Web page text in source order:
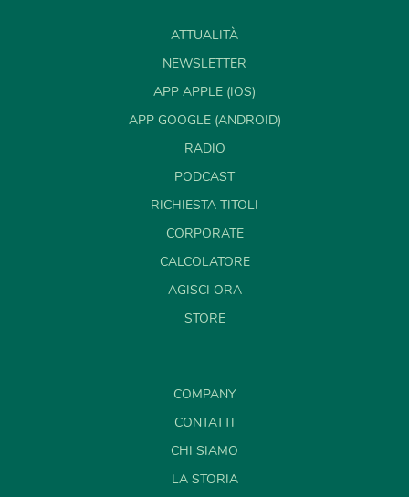
ATTUALITÀ
NEWSLETTER
APP APPLE (IOS)
APP GOOGLE (ANDROID)
RADIO
PODCAST
RICHIESTA TITOLI
CORPORATE
CALCOLATORE
AGISCI ORA
STORE
COMPANY
CONTATTI
CHI SIAMO
LA STORIA